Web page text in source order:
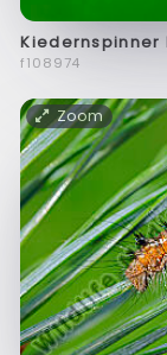
Kiedernspinner
f108974
Zoom